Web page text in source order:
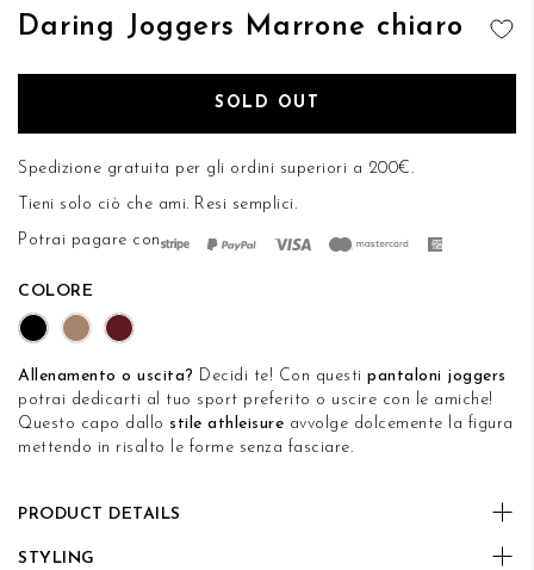
Daring Joggers Marrone chiaro
SOLD OUT
Spedizione gratuita per gli ordini superiori a 200€.
Tieni solo ciò che ami. Resi semplici.
Potrai pagare con
COLORE
Allenamento o uscita? Decidi te! Con questi pantaloni joggers
potrai dedicarti al tuo sport preferito o uscire con le amiche!
Questo capo dallo stile athleisure avvolge dolcemente la figura
mettendo in risalto le forme senza fasciare.
PRODUCT DETAILS
STYLING
Vai
immagini